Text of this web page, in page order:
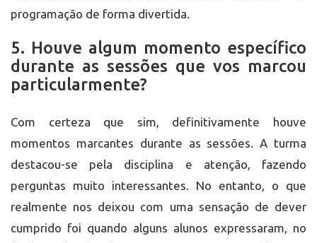
programação de forma divertida.
5. Houve algum momento específico
durante as sessões que vos marcou
particularmente?
Com certeza que sim, definitivamente houve
momentos marcantes durante as sessões. A turma
destacou-se pela disciplina e atenção, fazendo
perguntas muito interessantes. No entanto, o que
realmente nos deixou com uma sensação de dever
cumprido foi quando alguns alunos expressaram, no